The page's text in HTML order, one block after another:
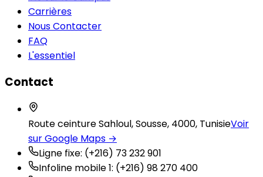
Carrières
Nous Contacter
FAQ
L'essentiel
Contact
Route ceinture Sahloul, Sousse, 4000, TunisieVoir
sur Google Maps →
Ligne fixe: (+216) 73 232 901
Infoline mobile 1: (+216) 98 270 400